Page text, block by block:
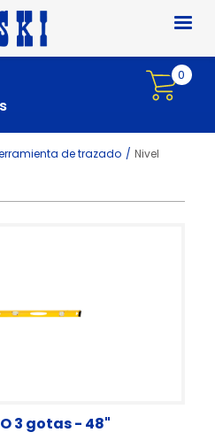
0
de trazado Nivel
3 gotas - 48"